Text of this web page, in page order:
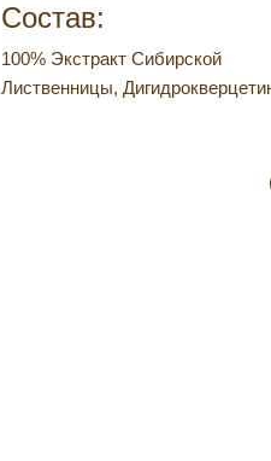
Состав:
100% Экстракт Сибирской
Лиственницы,